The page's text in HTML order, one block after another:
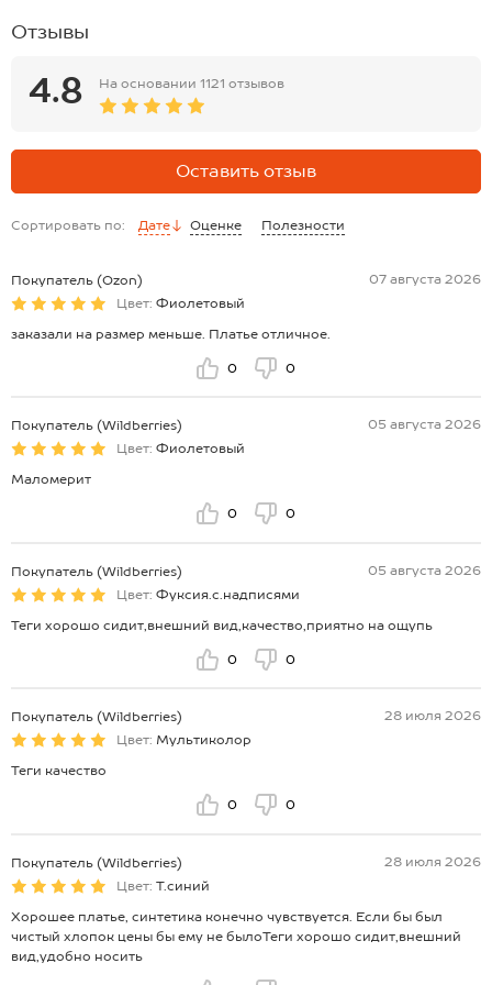
Отзывы
4.8 На основании 1121 отзывов
Оставить отзыв
Сортировать по: Дате Оценке Полезности
Покупатель (Ozon)
07 августа 2026
Цвет: Фиолетовый
заказали на размер меньше. Платье отличное.
0 0
Покупатель (Wildberries)
05 августа 2026
Цвет: Фиолетовый
Маломерит
0 0
Покупатель (Wildberries)
05 августа 2026
Цвет: Фуксия.с.надписями
Теги хорошо сидит,внешний вид,качество,приятно на ощупь
0 0
Покупатель (Wildberries)
28 июля 2026
Цвет: Мультиколор
Теги качество
0 0
Покупатель (Wildberries)
28 июля 2026
Цвет: Т.синий
Хорошее платье, синтетика конечно чувствуется. Если бы был
чистый хлопок цены бы ему не былоТеги хорошо сидит,внешний
вид,удобно носить